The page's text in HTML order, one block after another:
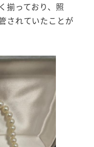
揃っており、照
されていたことが